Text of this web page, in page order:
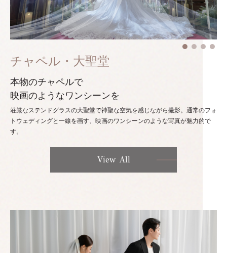
チャペル・大聖堂
本物のチャペルで
映画のようなワンシーンを
荘厳なステンドグラスの大聖堂で神聖な空気を感じながら撮影。通常のフォ
トウェディングと一線を画す、映画のワンシーンのような写真が魅力的で
す。
View All